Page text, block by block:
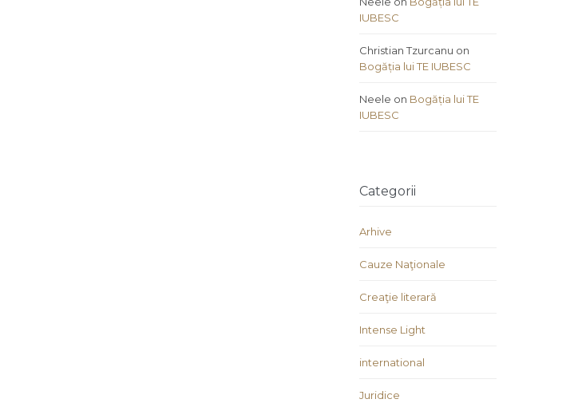
IUBESC
Christian Tzurcanu on
Bogăția lui TE IUBESC
Neele on Bogăția lui TE
IUBESC
Categorii
Arhive
Cauze Naţionale
Creaţie literară
Intense Light
international
Juridice